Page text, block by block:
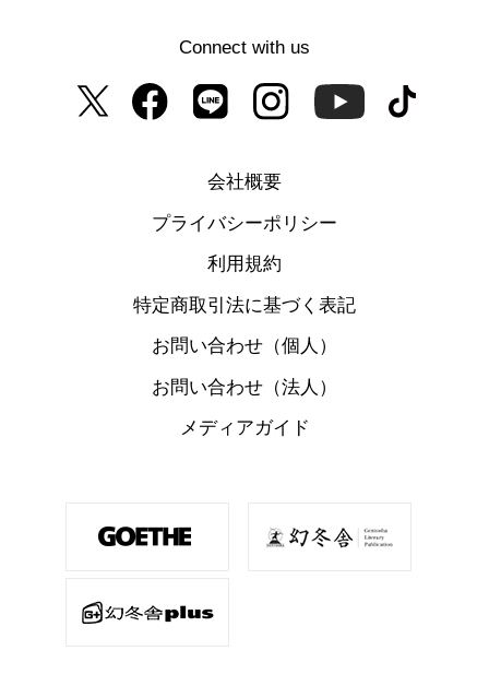
Connect with us
会社概要
プライバシーポリシー
利用規約
特定商取引法に基づく表記
お問い合わせ（個人）
お問い合わせ（法人）
メディアガイド